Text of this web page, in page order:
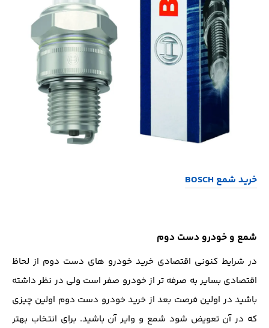
خرید شمع BOSCH
شمع و خودرو دست دوم
در شرایط کنونی اقتصادی خرید خودرو های دست دوم از لحاظ
اقتصادی بسایر به صرفه تر از خودرو صفر است ولی در نظر داشته
باشید در اولین فرصت بعد از خرید خودرو دست دوم اولین چیزی
که در آن تعویض شود شمع و وایر آن باشید. برای انتخاب بهتر